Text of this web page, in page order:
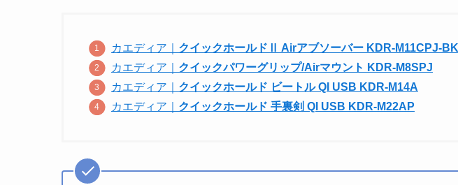
カエディア｜ クイックホールドⅡ Airアブソーバー KDR-M11CPJ-BK
カエディア｜ クイックパワーグリップ/Airマウント KDR-M8SPJ
カエディア｜ クイックホールド ビートル QI USB KDR-M14A
カエディア｜ クイックホールド 手裏剣 QI USB KDR-M22AP